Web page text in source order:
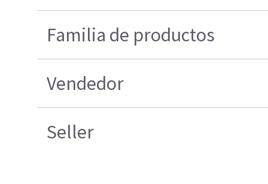
Familia de productos
Vendedor
Seller